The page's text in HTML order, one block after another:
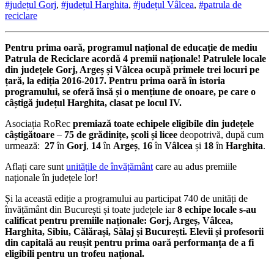
#județul Gorj, #județul Harghita, #județul Vâlcea, #patrula de
reciclare
Pentru prima oară, programul național de educație de mediu
Patrula de Reciclare acordă 4 premii naționale! Patrulele locale
din județele Gorj, Argeș și Vâlcea ocupă primele trei locuri pe
țară, la ediția 2016-2017. Pentru prima oară în istoria
programului, se oferă însă și o mențiune de onoare, pe care o
câștigă județul Harghita, clasat pe locul IV.
Asociația RoRec premiază toate echipele eligibile din județele
câștigătoare – 75 de grădinițe, școli și licee deopotrivă, după cum
urmează: 27în Gorj, 14în Argeș, 16în Vâlcea și 18în Harghita.
Aflați care sunt unitățile de învățământ care au adus premiile
naționale în județele lor!
Și la această ediție a programului au participat 740 de unități de
învățământ din București și toate județele iar8 echipe locale s-au
calificat pentru premiile naționale: Gorj, Argeș, Vâlcea,
Harghita, Sibiu, Călărași, Sălaj și București. Elevii și profesorii
din capitală au reușit pentru prima oară performanța de a fi
eligibili pentru un trofeu național.